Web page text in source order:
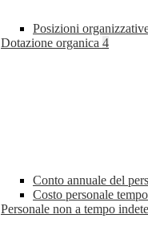
Posizioni
Dotazione organica 4
Conto annuale del
Costo personale
Personale non a tempo